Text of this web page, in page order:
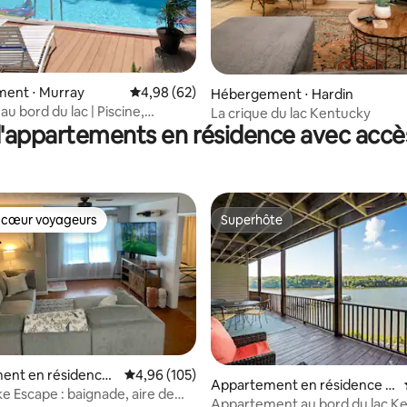
la base de 126 commentaires : 5 sur 5
⋅ Murray Évaluation moyenne sur la base de 62
4,98 (62)
bord du lac | Piscine,
Hébergement ⋅ Hardin
La crique du lac Kentucky
en résidence avec
voyageurs
voyageurs
en résidence ⋅
Évaluation moyenne sur la base de 105
4,96 (105)
Escape : baignade, aire de
Superhôte
Superhôte
Appartement en résidence ⋅
Murray
Appartement au bord du lac